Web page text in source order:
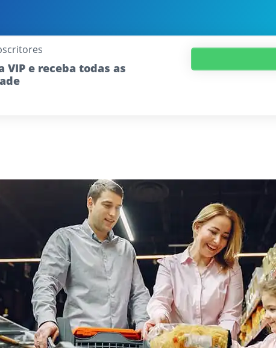
VIP e receba todas as